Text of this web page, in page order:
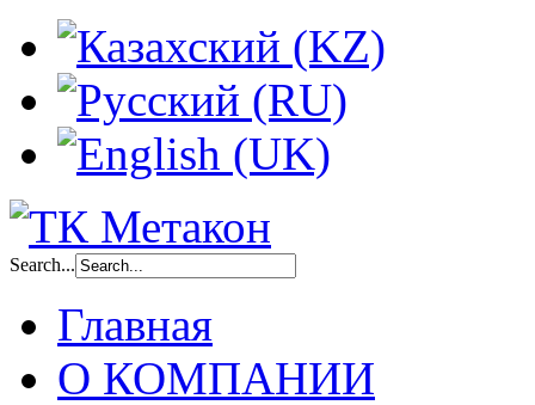
Search...
Главная
О КОМПАНИИ